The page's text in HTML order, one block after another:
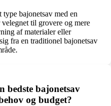
type bajonetsav med en
til grovere og mere
af materialer eller
fra en traditionel bajonetsav
bedste bajonetsav
og budget?